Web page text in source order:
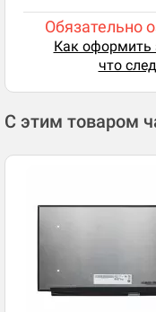
Обязательно
Как оформить
что
С этим товаром